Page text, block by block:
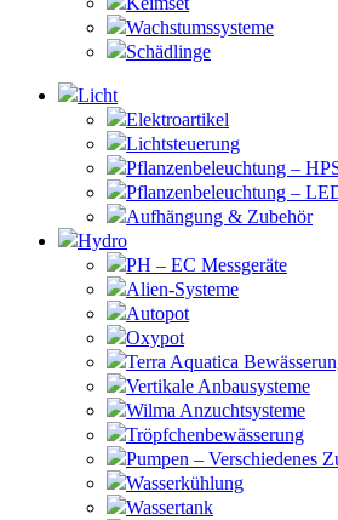
Wachstumssysteme
Schädlinge
Licht
Elektroartikel
Lichtsteuerung
Pflanzenbeleuchtung –
Pflanzenbeleuchtung –
Aufhängung & Zubehör
Hydro
PH – EC Messgeräte
Alien-Systeme
Autopot
Oxypot
Terra Aquatica
Vertikale Anbausysteme
Wilma Anzuchtsysteme
Tröpfchenbewässerung
Pumpen – Verschiedenes
Wasserkühlung
Wassertank